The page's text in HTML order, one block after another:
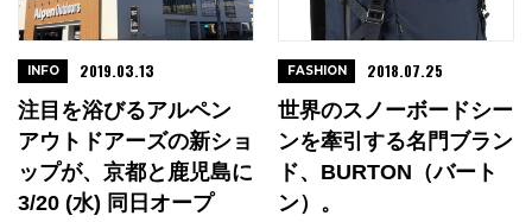
注目を浴びるアルペン
アウトドアーズの新ショ
ップが、京都と鹿児島に
3/20 (水) 同日オープ
INFO 2019.03.13
世界のスノーボードシー
ンを牽引する名門ブラン
ド、BURTON（バート
ン）。
FASHION 2018.07.25